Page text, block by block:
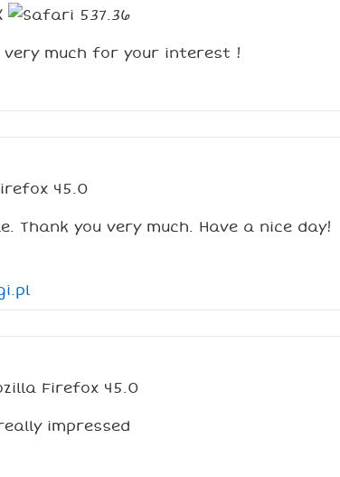
very much for your interest !
Thank you very much. Have a nice day!
impressed